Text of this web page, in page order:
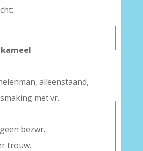
alleenstaand,
met vr.
bezwr.
trouw.